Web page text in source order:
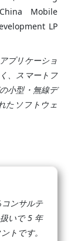
Mobile
LP
プリケーショ
、スマートフ
小型・無線デ
たソフトウェ
ンサルテ
いで 5 年
トです。